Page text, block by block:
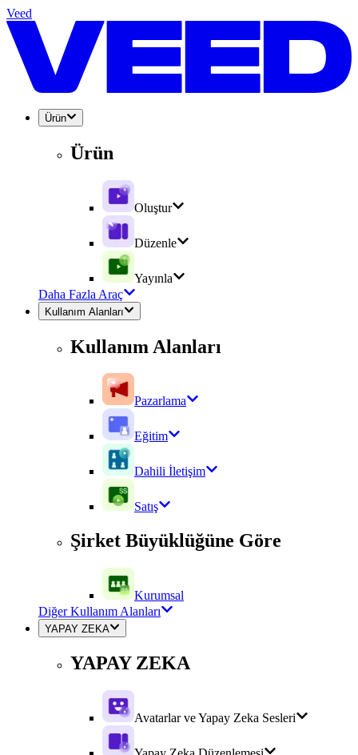
Veed
Ürün
Ürün
Oluştur
Düzenle
Yayınla
Daha Fazla Araç
Kullanım Alanları
Kullanım Alanları
Pazarlama
Eğitim
Dahili İletişim
Satış
Şirket Büyüklüğüne Göre
Kurumsal
Diğer Kullanım Alanları
YAPAY ZEKA
YAPAY ZEKA
Avatarlar ve Yapay Zeka Sesleri